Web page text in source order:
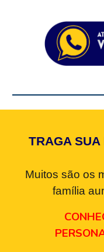
TRAGA
Muitos são os
família